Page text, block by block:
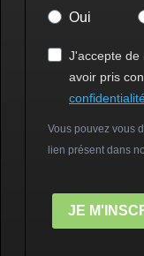
Oui
J'accepte de
avoir pris
Vous pouvez vous
lien présent dans
JE